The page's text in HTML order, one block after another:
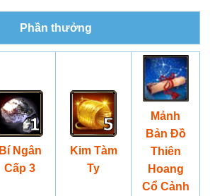
Phần thưởng
Bí Ngân
Cấp 3
Kim Tàm
Ty
Mảnh
Bản Đồ
Thiên
Hoang
Cổ Cảnh